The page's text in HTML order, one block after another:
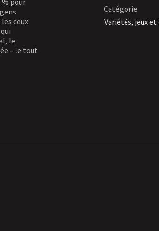
deux
le
– le tout
Catégorie
Variétés, jeux